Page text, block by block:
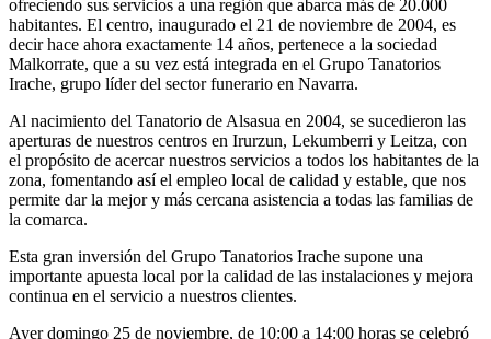
ofreciendo sus servicios a una región que abarca más de 20.000
habitantes. El centro, inaugurado el 21 de noviembre de 2004, es
decir hace ahora exactamente 14 años, pertenece a la sociedad
Malkorrate, que a su vez está integrada en el Grupo Tanatorios
Irache, grupo líder del sector funerario en Navarra.
Al nacimiento del Tanatorio de Alsasua en 2004, se sucedieron las
aperturas de nuestros centros en Irurzun, Lekumberri y Leitza, con
el propósito de acercar nuestros servicios a todos los habitantes de la
zona, fomentando así el empleo local de calidad y estable, que nos
permite dar la mejor y más cercana asistencia a todas las familias de
la comarca.
Esta gran inversión del Grupo Tanatorios Irache supone una
importante apuesta local por la calidad de las instalaciones y mejora
continua en el servicio a nuestros clientes.
Ayer domingo 25 de noviembre, de 10:00 a 14:00 horas se celebró